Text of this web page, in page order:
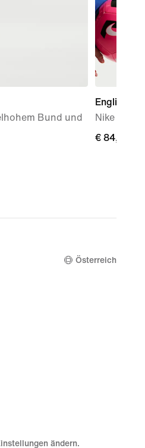
Bund und
Englische
Nike Dri-
€ 84,99
€ 84,99
Österreich
ändern.